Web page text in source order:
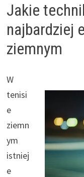
Jakie
najbardziej
ziemnym
W
tenisi
e
ziemn
ym
istniej
e